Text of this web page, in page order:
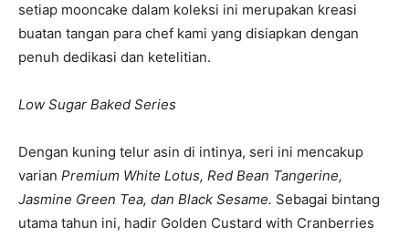
setiap mooncake dalam koleksi ini merupakan kreasi
buatan tangan para chef kami yang disiapkan dengan
penuh dedikasi dan ketelitian.
Low Sugar Baked Series
Dengan kuning telur asin di intinya, seri ini mencakup
varian Premium White Lotus, Red Bean Tangerine,
Jasmine Green Tea, dan Black Sesame. Sebagai bintang
utama tahun ini, hadir Golden Custard with Cranberries